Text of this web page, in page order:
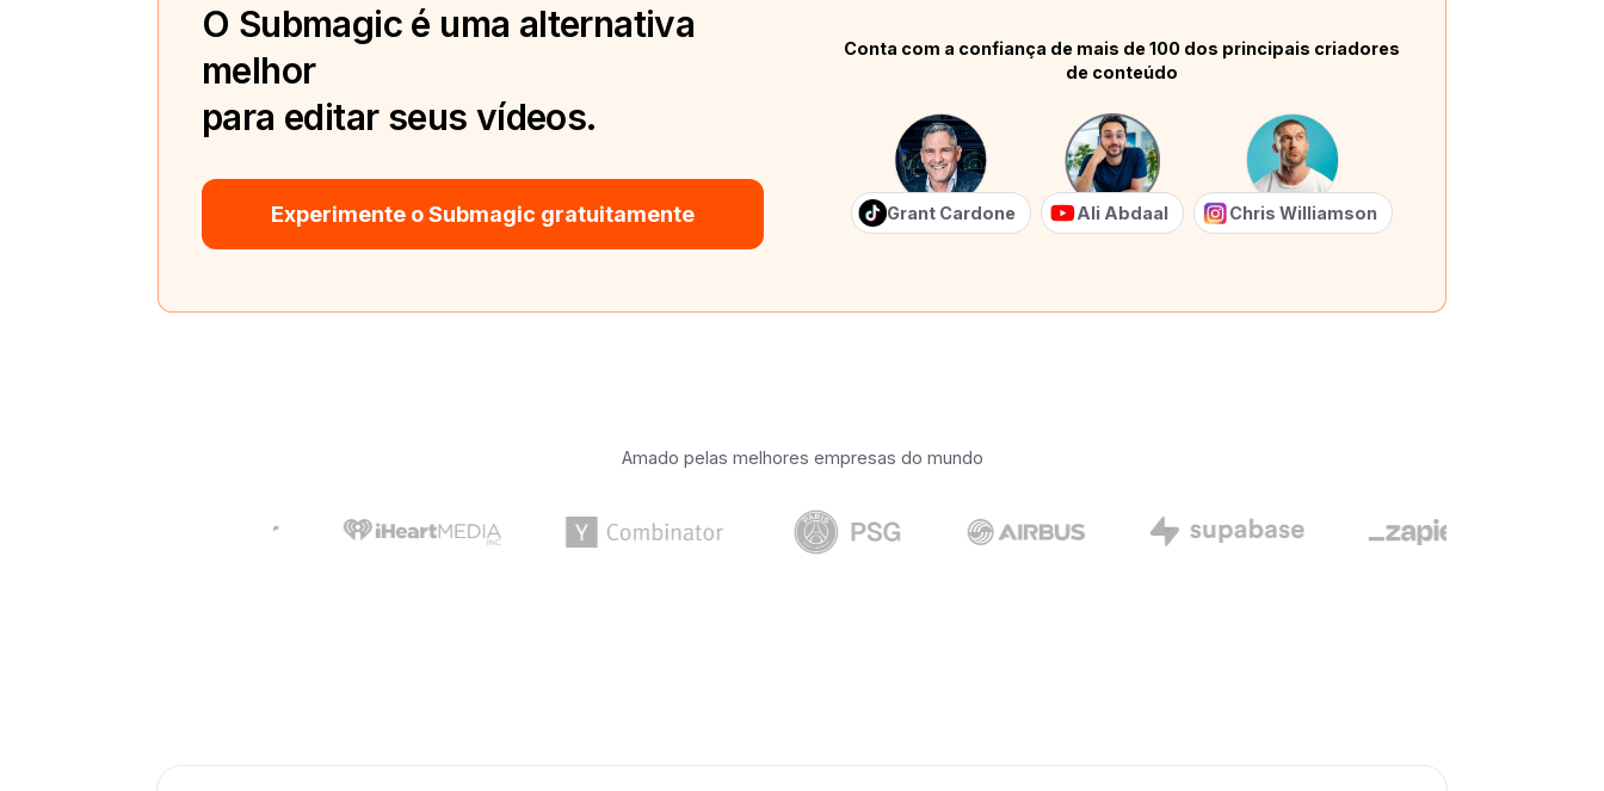
O Submagic é uma alternativa
melhor
para editar seus vídeos.
Experimente o Submagic gratuitamente
Conta com a confiança de mais de 100 dos principais criadores
de conteúdo
Grant Cardone Ali Abdaal Chris Williamson
Amado pelas melhores empresas do mundo